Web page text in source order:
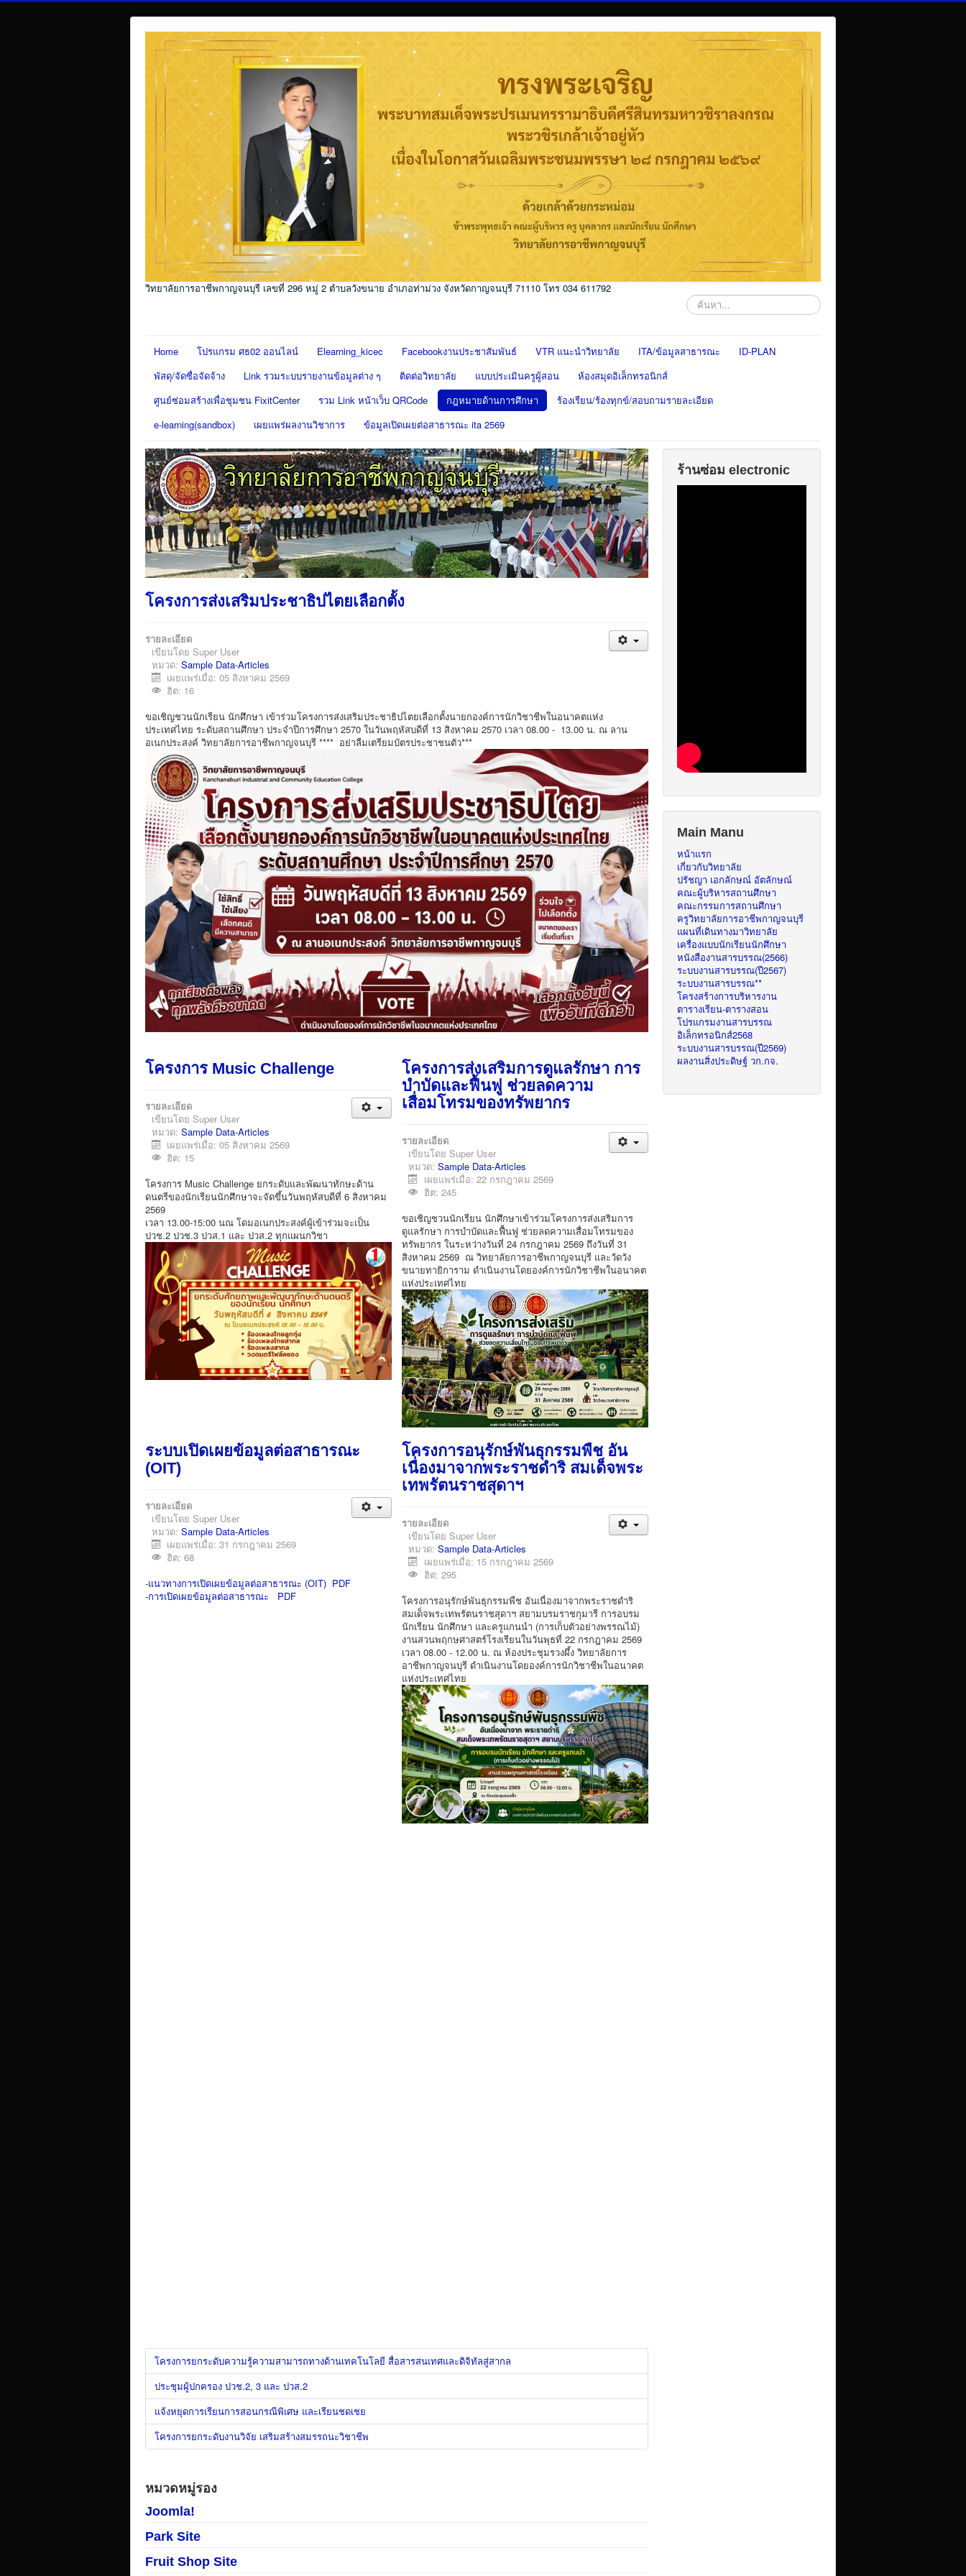
วิทยาลัยการอาชีพกาญจนบุรี เลขที่ 296 หมู่ 2 ตำบลวังขนาย อำเภอท่าม่วง จังหวัดกาญจนบุรี 71110 โทร 034 611792
ค้นหา...
Home โปรแกรม ศธ02 ออนไลน์ Elearning_kicec Facebookงานประชาสัมพันธ์ VTR แนะนำวิทยาลัย ITA/ข้อมูลสาธารณะ
ID-PLAN
พัสดุ/จัดซื่อจัดจ้าง
Link รวมระบบรายงานข้อมูลต่าง ๆ ติดต่อวิทยาลัย แบบประเมินครูผู้สอน
ห้องสมุดอิเล็กทรอนิกส์
ศูนย์ซ่อมสร้างเพื่อชุมชน FixitCenter
รวม Link หน้าเว็บ QRCode กฎหมายด้านการศึกษา
ร้องเรียน/ร้องทุกข์/สอบถามรายละเอียด
e-learning(sandbox)
เผยแพร่ผลงานวิชาการ ข้อมูลเปิดเผยต่อสาธารณะ ita 2569
โครงการส่งเสริมประชาธิปไตยเลือกตั้ง
รายละเอียด
เขียนโดย Super User
หมวด: Sample Data-Articles
เผยแพร่เมื่อ: 05 สิงหาคม 2569
ฮิต: 16
ขอเชิญชวนนักเรียน นักศึกษา เข้าร่วมโครงการส่งเสริมประชาธิปไตยเลือกตั้งนายกองค์การนักวิชาชีพในอนาคตแห่ง
ประเทศไทย ระดับสถานศึกษา ประจำปีการศึกษา 2570 ในวันพฤหัสบดีที่ 13 สิงหาคม 2570 เวลา 08.00 - 13.00 น. ณ ลาน
อเนกประสงค์ วิทยาลัยการอาชีพกาญจนบุรี **** อย่าลืมเตรียมบัตรประชาชนตัว***
โครงการ Music Challenge
รายละเอียด
เขียนโดย Super User
หมวด: Sample Data-Articles
เผยแพร่เมื่อ: 05 สิงหาคม 2569
ฮิต: 15
โครงการ Music Challenge ยกระดับและพัฒนาทักษะด้าน
ดนตรีของนักเรียนนักศึกษาจะจัดขึ้นวันพฤหัสบดีที่ 6 สิงหาคม
2569
เวลา 13.00-15:00 นณ โดมอเนกประสงค์ผู้เข้าร่วมจะเป็น
ปวช.2 ปวช.3 ปวส.1 และ ปวส.2 ทุกแผนกวิชา
โครงการส่งเสริมการดูแลรักษา การ
บำบัดและฟื้นฟู ช่วยลดความ
เสื่อมโทรมของทรัพยากร
รายละเอียด
เขียนโดยSuper User
หมวด:Sample Data-Articles
เผยแพร่เมื่อ: 22 กรกฎาคม 2569
ฮิต: 245
ขอเชิญชวนนักเรียน นักศึกษาเข้าร่วมโครงการส่งเสริมการ
ดูแลรักษา การบำบัดและฟื้นฟู ช่วยลดความเสื่อมโทรมของ
ทรัพยากร ในระหว่างวันที่ 24 กรกฎาคม 2569 ถึงวันที่ 31
สิงหาคม 2569 ณ วิทยาลัยการอาชีพกาญจนบุรี และวัดวัง
ขนายทายิการาม ดำเนินงานโดยองค์การนักวิชาชีพในอนาคต
แห่งประเทศไทย
ระบบเปิดเผยข้อมูลต่อสาธารณะ
(OIT)
รายละเอียด
เขียนโดย Super User
หมวด: Sample Data-Articles
เผยแพร่เมื่อ: 31 กรกฎาคม 2569
ฮิต: 68
-แนวทางการเปิดเผยข้อมูลต่อสาธารณะ (OIT) PDF
-การเปิดเผยข้อมูลต่อสาธารณะ PDF
โครงการอนุรักษ์พันธุกรรมพืช อัน
เนื่องมาจากพระราชดำริ สมเด็จพระ
เทพรัตนราชสุดาฯ
รายละเอียด
เขียนโดยSuper User
หมวด:Sample Data-Articles
เผยแพร่เมื่อ: 15 กรกฎาคม 2569
ฮิต: 295
โครงการอนุรักษ์พันธุกรรมพืช อันเนื่องมาจากพระราชดำริ
สมเด็จพระเทพรัตนราชสุดาฯ สยามบรมราชกุมารี การอบรม
นักเรียน นักศึกษา และครูแกนนำ (การเก็บตัวอย่างพรรณไม้)
งานสวนพฤกษศาสตร์โรงเรียนในวันพุธที่ 22 กรกฎาคม 2569
เวลา 08.00 - 12.00 น. ณ ห้องประชุมรวงผึ้ง วิทยาลัยการ
อาชีพกาญจนบุรี ดำเนินงานโดยองค์การนักวิชาชีพในอนาคต
แห่งประเทศไทย
โครงการยกระดับความรู้ความสามารถทางด้านเทคโนโลยี สื่อสารสนเทศและดิจิทัลสู่สากล
ประชุมผู้ปกครอง ปวช.2, 3 และ ปวส.2
แจ้งหยุดการเรียนการสอนกรณีพิเศษ และเรียนชดเชย
โครงการยกระดับงานวิจัย เสริมสร้างสมรรถนะวิชาชีพ
หมวดหมู่รอง
Joomla!
Park Site
Fruit Shop Site
ร้านซ่อม electronic
Main Manu
หน้าแรก
เกี่ยวกับวิทยาลัย
ปรัชญา เอกลักษณ์ อัตลักษณ์
คณะผู้บริหารสถานศึกษา
คณะกรรมการสถานศึกษา
ครูวิทยาลัยการอาชีพกาญจนบุรี
แผนที่เดินทางมาวิทยาลัย
เครื่องแบบนักเรียนนักศึกษา
หนังสืองานสารบรรณ(2566)
ระบบงานสารบรรณ(ปี2567)
ระบบงานสารบรรณ**
โครงสร้างการบริหารงาน
ตารางเรียน-ตารางสอน
โปรแกรมงานสารบรรณ
อิเล็กทรอนิกส์2568
ระบบงานสารบรรณ(ปี2569)
ผลงานสิ่งประดิษฐ์ วก.กจ.